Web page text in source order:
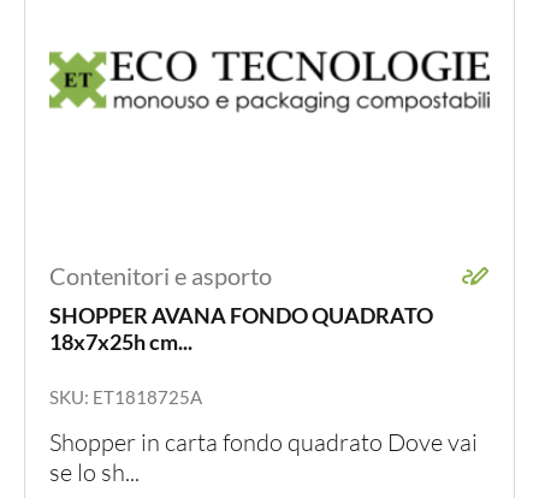
Contenitori e asporto
SHOPPER AVANA FONDO QUADRATO
18x7x25h cm...
SKU: ET1818725A
Shopper in carta fondo quadrato Dove vai
se lo sh...